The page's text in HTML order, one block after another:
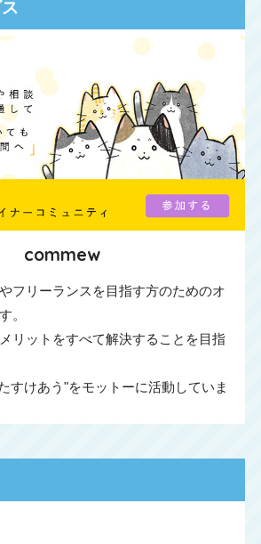
commew
フリーランスを目指す方のためのオ
。
リットをすべて解決することを目指
すけあう"をモットーに活動していま